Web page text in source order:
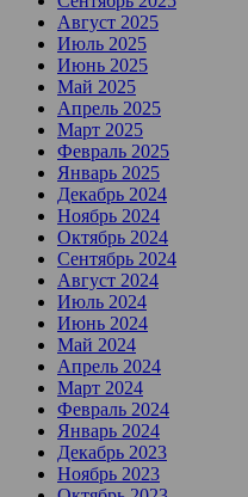
Август 2025
Июль 2025
Июнь 2025
Май 2025
Апрель 2025
Март 2025
Февраль 2025
Январь 2025
Декабрь 2024
Ноябрь 2024
Октябрь 2024
Сентябрь 2024
Август 2024
Июль 2024
Июнь 2024
Май 2024
Апрель 2024
Март 2024
Февраль 2024
Январь 2024
Декабрь 2023
Ноябрь 2023